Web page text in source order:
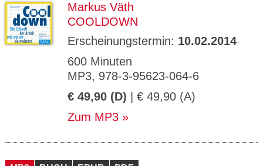
Markus Väth
COOLDOWN
Erscheinungstermin: 10.02.2014
600 Minuten
MP3, 978-3-95623-064-6
€ 49,90 (D) | € 49,90 (A)
Zum MP3